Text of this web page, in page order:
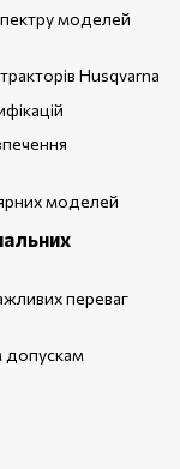
моделей
Husqvarna
моделей
переваг
допускам